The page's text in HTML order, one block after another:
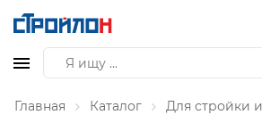
Главная Каталог
Для стройки